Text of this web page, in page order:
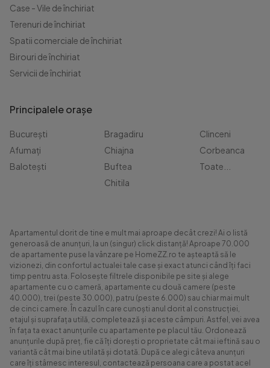
Case - Vile de închiriat
Terenuri de închiriat
Spatii comerciale de închiriat
Birouri de închiriat
Servicii de închiriat
Principalele orașe
București
Afumați
Balotești
Bragadiru
Chiajna
Buftea
Chitila
Clinceni
Corbeanca
Toate...
Apartamentul dorit de tine e mult mai aproape decât crezi! Ai o listă
generoasă de anunțuri, la un (singur) click distanță! Aproape 70.000
de apartamente puse la vânzare pe HomeZZ.ro te așteaptă să le
vizionezi, din confortul actualei tale case și exact atunci când îți faci
timp pentru asta. Folosește filtrele disponibile pe site și alege
apartamente cu o cameră, apartamente cu două camere (peste
40.000), trei (peste 30.000), patru (peste 6.000) sau chiar mai mult
de cinci camere. În cazul în care cunoști anul dorit al construcției,
etajul și suprafața utilă, completează și aceste câmpuri. Astfel, vei avea
în fața ta exact anunțurile cu apartamente pe placul tău. Ordonează
anunțurile după preț, fie că îți dorești o proprietate cât mai ieftină sau o
variantă cât mai bine utilată și dotată. După ce alegi câteva anunțuri
care îți stârnesc interesul, contactează persoana care a postat acel